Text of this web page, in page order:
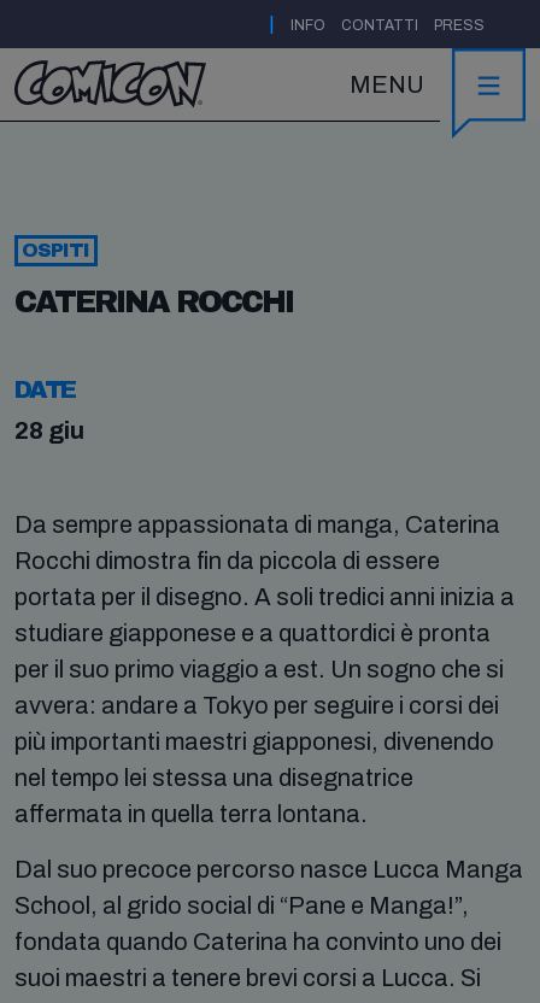
INFO CONTATTI PRESS
MENU
OSPITI
CATERINA ROCCHI
DATE
28 giu
Da sempre appassionata di manga, Caterina
Rocchi dimostra fin da piccola di essere
portata per il disegno. A soli tredici anni inizia a
studiare giapponese e a quattordici è pronta
per il suo primo viaggio a est. Un sogno che si
avvera: andare a Tokyo per seguire i corsi dei
più importanti maestri giapponesi, divenendo
nel tempo lei stessa una disegnatrice
affermata in quella terra lontana.
Dal suo precoce percorso nasce Lucca Manga
School, al grido social di “Pane e Manga!”,
fondata quando Caterina ha convinto uno dei
suoi maestri a tenere brevi corsi a Lucca. Si